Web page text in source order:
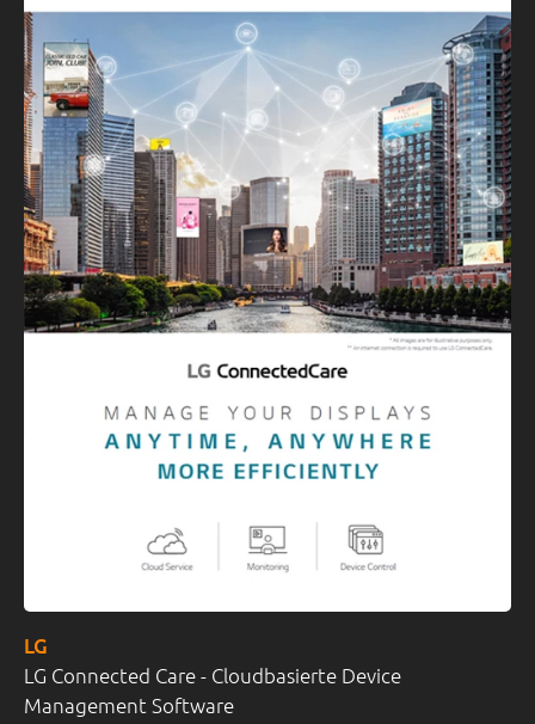
LG Connected Care - Cloudbasierte Device
Management Software
LG